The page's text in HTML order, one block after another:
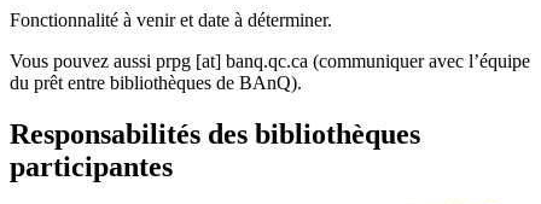
Fonctionnalité à venir et date à déterminer.
Vous pouvez aussi prpg [at] banq.qc.ca (communiquer avec l’équipe
du prêt entre bibliothèques de BAnQ).
Responsabilités des bibliothèques
participantes